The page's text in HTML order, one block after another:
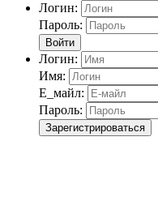
Логин:
Пароль:
Войти
Логин:
Имя:
Е_майл:
Пароль:
Зарегистрироваться